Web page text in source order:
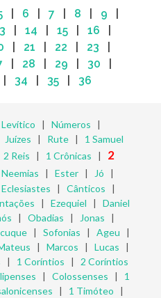
| 6 7 8 9
14 15 16
21 22 23
28 29 30
34 35 36
Levítico | Números |
Juízes | Rute| 1 Samuel
2 Reis | 1 Crônicas | 2
Neemias | Ester| Jó |
Eclesiastes | Cânticos |
| Ezequiel | Daniel
| Obadias | Jonas |
| Sofonias | Ageu |
| Marcos | Lucas |
| 1 Coríntios | 2 Coríntios
| Colossenses | 1
| 1 Timóteo |